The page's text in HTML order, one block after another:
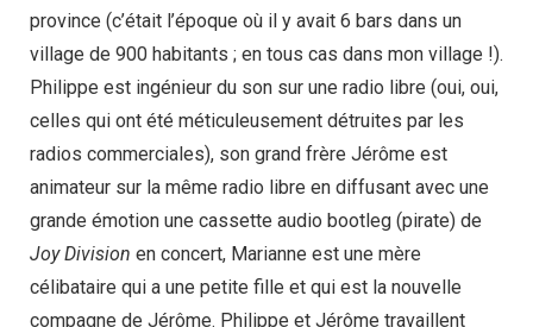
province (c’était l’époque où il y avait 6 bars dans un
village de 900 habitants ; en tous cas dans mon village !).
Philippe est ingénieur du son sur une radio libre (oui, oui,
celles qui ont été méticuleusement détruites par les
radios commerciales), son grand frère Jérôme est
animateur sur la même radio libre en diffusant avec une
grande émotion une cassette audio bootleg (pirate) de
Joy Division en concert, Marianne est une mère
célibataire qui a une petite fille et qui est la nouvelle
compagne de Jérôme. Philippe et Jérôme travaillent